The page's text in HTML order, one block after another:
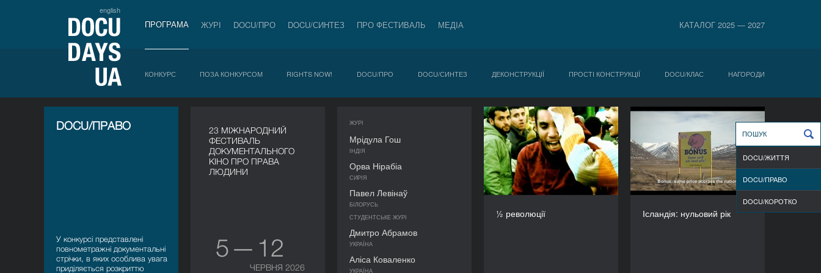
english
ПРОГРАМА ЖУРІ DOCU/ПРО DOCU/СИНТЕЗ ПРО ФЕСТИВАЛЬ МЕДІА КАТАЛОГ 2025 — 2027
КОНКУРС ПОЗА КОНКУРСОМ RIGHTS NOW! DOCU/ПРО DOCU/СИНТЕЗ ДЕКОНСТРУКЦІЇ ПРОСТІ КОНСТРУКЦІЇ DOCU/КЛАС НАГОРОДИ
DOCU/ПРАВО
У конкурсі представлені
повнометражні документальні
стрічки, в яких особлива увага
приділяється розкриттю
23 МІЖНАРОДНИЙ
ФЕСТИВАЛЬ
ДОКУМЕНТАЛЬНОГО
КІНО ПРО ПРАВА
ЛЮДИНИ
5 — 12
ЧЕРВНЯ 2026
ЖУРІ
Мрідула Гош
ІНДІЯ
Орва Нірабіа
СИРІЯ
Павел Левінаў
БІЛОРУСЬ
СТУДЕНТСЬКЕ ЖУРІ
Дмитро Абрамов
УКРАЇНА
Аліса Коваленко
УКРАЇНА
½ революції
½ революції
РІК
2012
КРАЇНА
Данія, Єгипет
РЕЖИСЕР(К)И
Ісландія: нульовий рік
Ісландія: нульовий рік
2012
КРАЇНА
Ісландія, Чехія, Франція
РЕЖИСЕР(К)И
Арманд Шоля-Намі,
Сіґурдур Халлмар
DOCU/ЖИТТЯ
DOCU/ПРАВО
DOCU/КOРОТКО